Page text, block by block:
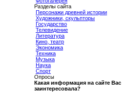
Разделы сайта
Персонажи древней истории
Художники, скульпторы
Государство
Телевидение
Литература
Кино, театр
Экономика
Техника
Музыка
Наука
Спорт
Опросы
Какая информация на сайте Вас
заинтересовала?